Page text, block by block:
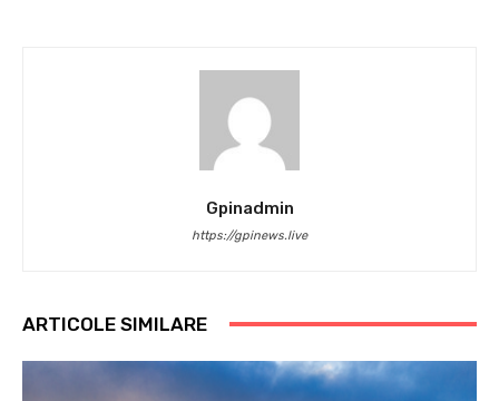
Gpinadmin
https://gpinews.live
ARTICOLE SIMILARE